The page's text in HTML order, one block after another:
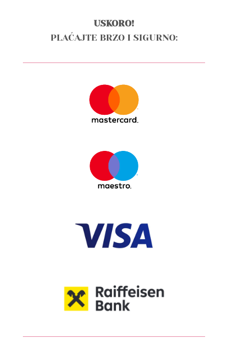
USKORO!
PLAĆAJTE BRZO I SIGURNO: